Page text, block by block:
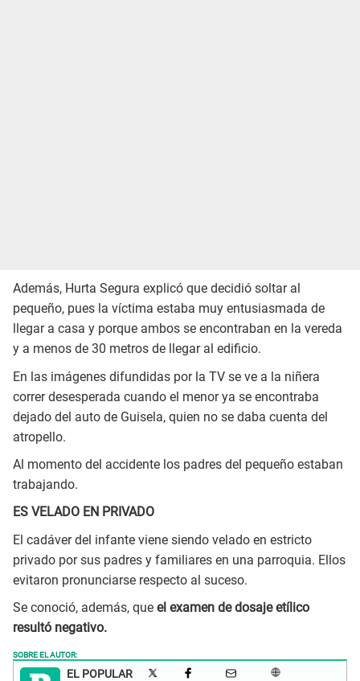
Además, Hurta Segura explicó que decidió soltar al
pequeño, pues la víctima estaba muy entusiasmada de
llegar a casa y porque ambos se encontraban en la vereda
y a menos de 30 metros de llegar al edificio.
En las imágenes difundidas por la TV se ve a la niñera
correr desesperada cuando el menor ya se encontraba
dejado del auto de Guisela, quien no se daba cuenta del
atropello.
Al momento del accidente los padres del pequeño estaban
trabajando.
ES VELADO EN PRIVADO
El cadáver del infante viene siendo velado en estricto
privado por sus padres y familiares en una parroquia. Ellos
evitaron pronunciarse respecto al suceso.
Se conoció, además, que el examen de dosaje etílico
resultó negativo.
SOBRE EL AUTOR:
EL POPULAR